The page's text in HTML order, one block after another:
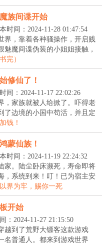
族间谍开始
时间：2024-11-28 01:47:54
界，靠着各种骚操作，开启贱
魅魔间谍伪装的小姐姐接触，
完）
修仙了！
间：2024-11-17 22:02:26
，家族就被人给掀了。吓得老
了边境的小国中苟活，并且定
钱！
蒙仙族！
时间：2024-11-19 22:24:32
家。陆尘卧床濒死，寿命即将
，系统到来！叮！已为宿主安
界为牢，赐你一死
开始
：2024-11-27 21:15:50
越到了荒野大镖客这款游戏
名普通人。都来到游戏世界